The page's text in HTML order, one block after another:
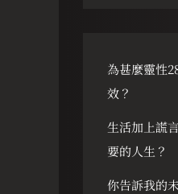
字
:
為甚麼靈性
效？
生活加上謊
要的人生？
你告訴我的